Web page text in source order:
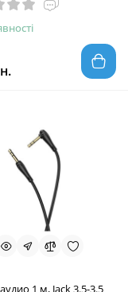
1 м, Jack 3.5-3.5